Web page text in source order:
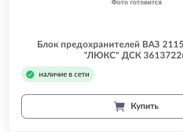
Блок предохранителей ВАЗ
"ЛЮКС" ДСК
наличие в сети
Купить